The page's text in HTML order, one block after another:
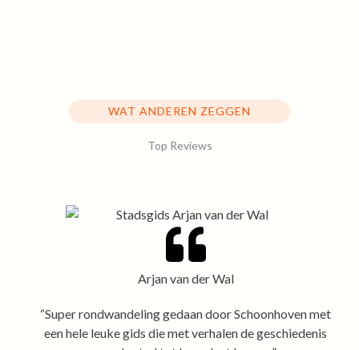
WAT ANDEREN ZEGGEN
Top Reviews
Arjan van der Wal
“Super rondwandeling gedaan door Schoonhoven met
een hele leuke gids die met verhalen de geschiedenis